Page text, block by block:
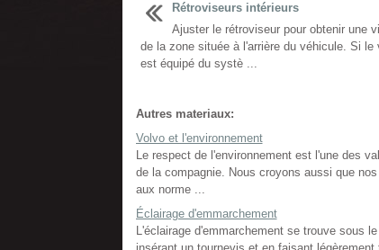
Rétroviseurs intérieurs
Ajuster le rétroviseur pour obtenir une
de la zone située à l'arrière du véhicule. Si le
est équipé du systè ...
Autres materiaux:
Volvo et l'environnement
Le respect de l'environnement est l'une des
de la compagnie. Nous croyons aussi que
aux norme ...
Éclairage d'emmarchement
L'éclairage d'emmarchement se trouve sous